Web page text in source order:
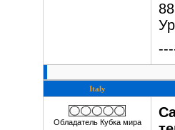
Italy
Обладатель Кубка мира